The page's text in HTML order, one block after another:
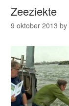
Zeeziekte
9 oktober 2013 by